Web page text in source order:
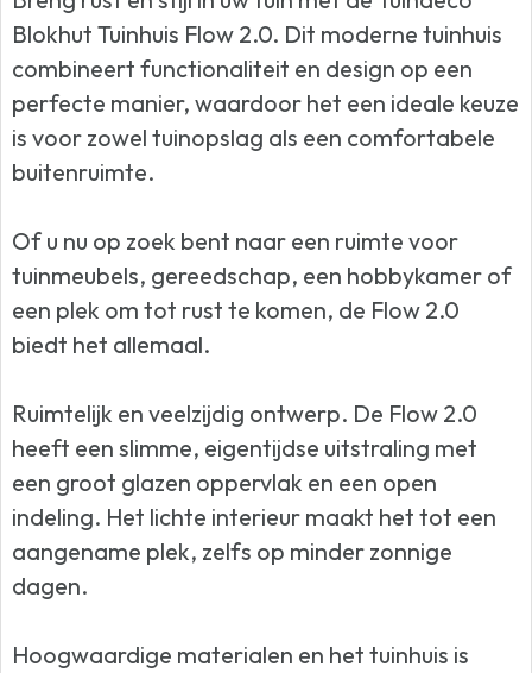
Blokhut Tuinhuis Flow 2.0. Dit moderne tuinhuis
combineert functionaliteit en design op een
perfecte manier, waardoor het een ideale keuze
is voor zowel tuinopslag als een comfortabele
buitenruimte.
Of u nu op zoek bent naar een ruimte voor
tuinmeubels, gereedschap, een hobbykamer of
een plek om tot rust te komen, de Flow 2.0
biedt het allemaal.
Ruimtelijk en veelzijdig ontwerp. De Flow 2.0
heeft een slimme, eigentijdse uitstraling met
een groot glazen oppervlak en een open
indeling. Het lichte interieur maakt het tot een
aangename plek, zelfs op minder zonnige
dagen.
Hoogwaardige materialen en het tuinhuis is